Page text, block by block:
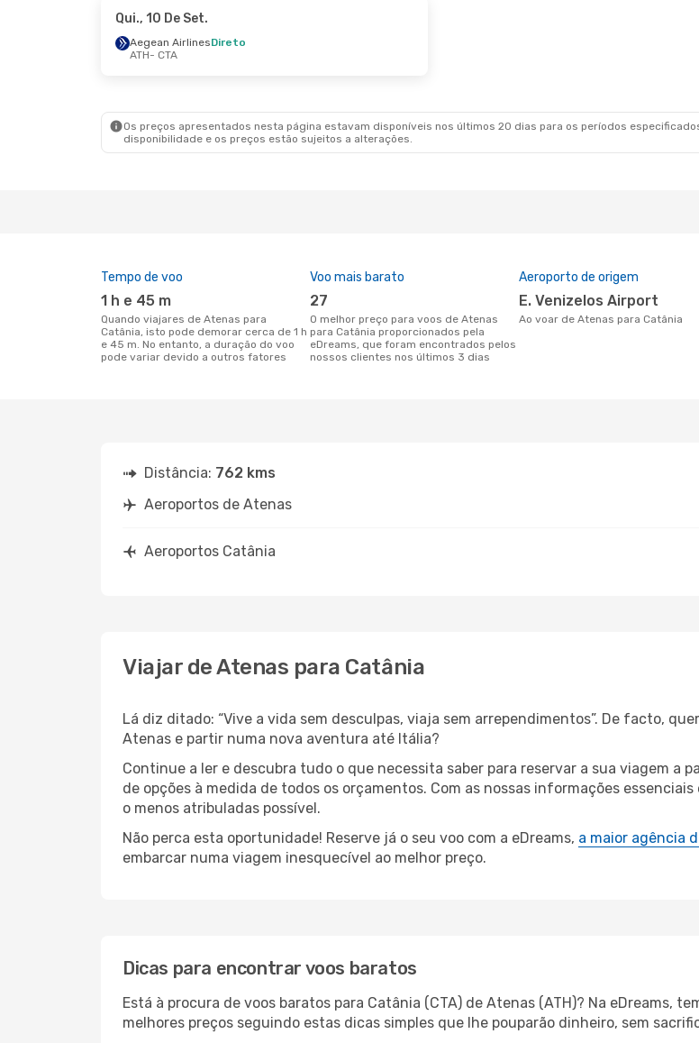
Qui., 10 De Set.
Aegean AirlinesDireto
ATH- CTA
Os preços apresentados nesta página estavam disponíveis nos últimos 20 dias para os períodos
disponibilidade e os preços estão sujeitos a alterações.
Tempo de voo
1 h e 45 m
Quando viajares de Atenas para
Catânia, isto pode demorar cerca de 1 h
e 45 m. No entanto, a duração do voo
pode variar devido a outros fatores
Voo mais barato
27
O melhor preço para voos de Atenas
para Catânia proporcionados pela
eDreams, que foram encontrados pelos
nossos clientes nos últimos 3 dias
Aeroporto de origem
E. Venizelos Airport
Ao voar de Atenas para Catânia
Distância: 762 kms
Aeroportos de Atenas
Aeroportos Catânia
Viajar de Atenas para Catânia
Lá diz ditado: “Vive a vida sem desculpas, viaja sem arrependimentos”. De facto,
Atenas e partir numa nova aventura até Itália?
Continue a ler e descubra tudo o que necessita saber para reservar a sua viagem a
de opções à medida de todos os orçamentos. Com as nossas informações
o menos atribuladas possível.
Não perca esta oportunidade! Reserve já o seu voo com a eDreams, a maior agência
embarcar numa viagem inesquecível ao melhor preço.
Dicas para encontrar voos baratos
Está à procura de voos baratos para Catânia (CTA) de Atenas (ATH)? Na eDreams,
melhores preços seguindo estas dicas simples que lhe pouparão dinheiro, sem